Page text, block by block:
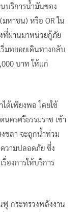
บริการน้ำมันของ
หาชน) หรือ OR ใน
ที่ผ่านมาหน่วยกู้ภัย
มทยอยเดินทางกลับ
บาท ให้แก่
ด้เพียงพอ โดยใช้
ครศรีธรรมราช เข้า
ขลา จะถูกน้ำท่วม
วามปลอดภัย ซึ่ง
องการให้บริการ
กระทรวงพลังงาน